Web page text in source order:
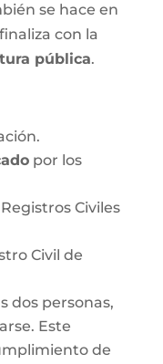
se hace en
con la
pública.
por los
Civiles
Civil de
dos personas,
Este
de